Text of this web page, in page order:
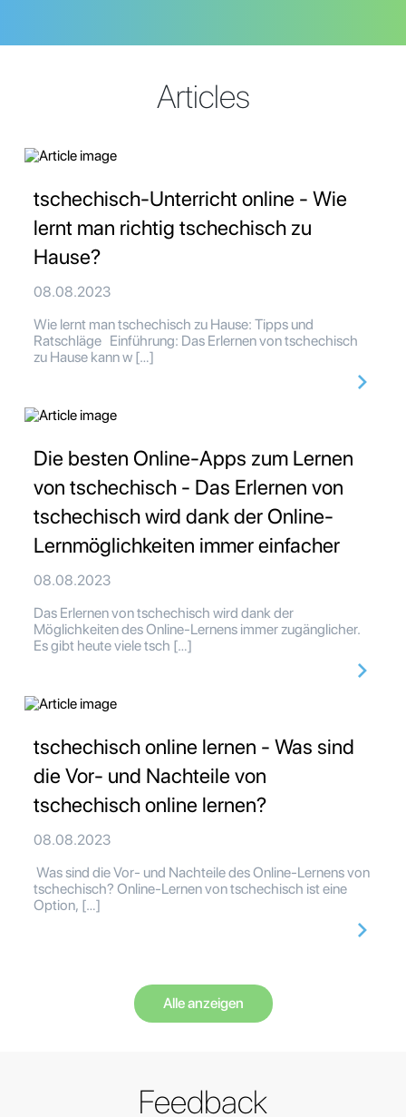
Articles
tschechisch-Unterricht online - Wie
lernt man richtig tschechisch zu
Hause?
08.08.2023
Wie lernt man tschechisch zu Hause: Tipps und
Ratschläge Einführung: Das Erlernen von tschechisch
zu Hause kann w […]
Die besten Online-Apps zum Lernen
von tschechisch - Das Erlernen von
tschechisch wird dank der Online-
Lernmöglichkeiten immer einfacher
08.08.2023
Das Erlernen von tschechisch wird dank der
Möglichkeiten des Online-Lernens immer zugänglicher.
Es gibt heute viele tsch […]
tschechisch online lernen - Was sind
die Vor- und Nachteile von
tschechisch online lernen?
08.08.2023
Was sind die Vor- und Nachteile des Online-Lernens von
tschechisch? Online-Lernen von tschechisch ist eine
Option, […]
Alle anzeigen
Feedback